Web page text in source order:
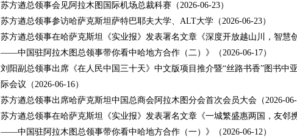
苏方遒总领事会见阿拉木图国际机场总裁科赛（2026-06-23）
苏方遒总领事参访哈萨克斯坦萨特巴耶夫大学、ALT大学（2026-06-23）
苏方遒总领事在哈萨克斯坦《实业报》发表署名文章《深度开放越山川，智慧
——中国驻阿拉木图总领事带你看中哈地方合作（二）》
（2026-06-17）
刘阳副总领事出席《在人民中国三十天》中文版项目推介暨“丝路书香”图书中
际会议 （2026-06-16）
苏方遒总领事出席哈萨克斯坦中国总商会阿拉木图分会首次会员大会（2026-06-
苏方遒总领事在哈萨克斯坦《实业报》发表署名文章《一城繁盛惠两国，友邻
——中国驻阿拉木图总领事带你看中哈地方合作（一）》
（2026-06-12）